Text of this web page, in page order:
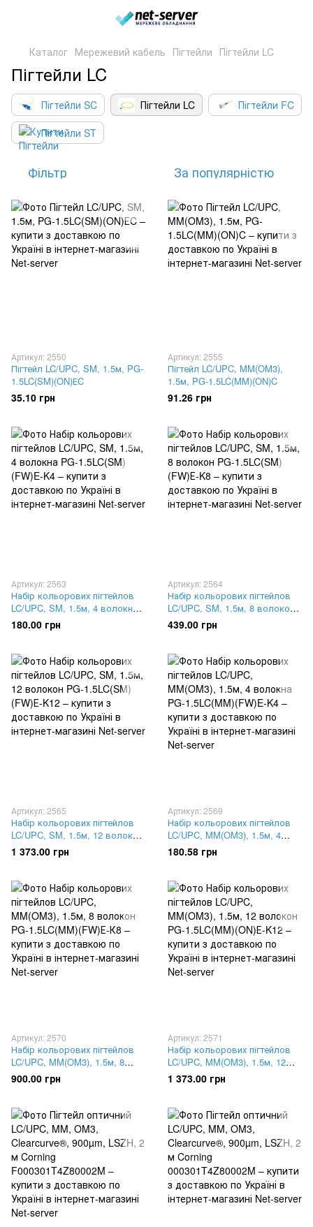
Каталог Мережевий кабель Пігтейли Пігтейли LC
Пігтейли LC
Пігтейли SC Пігтейли LC
Пігтейли FC
Пігтейли ST
Фільтр За популярністю
Артикул: 2550
Пігтейл LC/UPC, SM, 1.5м, PG-
1.5LC(SM)(ON)ЕC
35.10 грн
Артикул: 2555
Пігтейл LC/UPC, MM(OM3),
1.5м, PG-1.5LC(MM)(ON)C
91.26 грн
Артикул: 2563
Набір кольорових пігтейлов
LC/UPC, SM, 1.5м, 4 волокна
PG-1.5LC(SM)(FW)E-K4
180.00 грн
Артикул: 2564
Набір кольорових пігтейлов
LC/UPC, SM, 1.5м, 8 волокон
PG-1.5LC(SM)(FW)Е-K8
439.00 грн
Артикул: 2565
Набір кольорових пігтейлов
LC/UPC, SM, 1.5м, 12 волокон
PG-1.5LC(SM)(FW)Е-K12
1 373.00 грн
Артикул: 2569
Набір кольорових пігтейлов
LC/UPC, MM(OM3), 1.5м, 4
волокна PG-1.5LC(MM)(FW)E-
K4
180.58 грн
Артикул: 2570
Набір кольорових пігтейлов
LC/UPC, MM(OM3), 1.5м, 8
волокон PG-1.5LC(MM)(FW)Е-
К8
900.00 грн
Артикул: 2571
Набір кольорових пігтейлов
LC/UPC, MM(OM3), 1.5м, 12
волокон PG-1.5LC(MM)(ON)Е-
K12
1 373.00 грн